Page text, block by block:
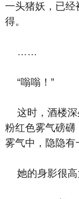
一头猪妖，已
得。
……
“嗡嗡！”
这时，酒楼深
粉红色雾气磅礴
雾气中，隐隐有
她的身影很高